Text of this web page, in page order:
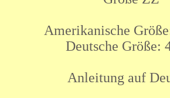
Amerikanische
Deutsche Größe:
Anleitung auf